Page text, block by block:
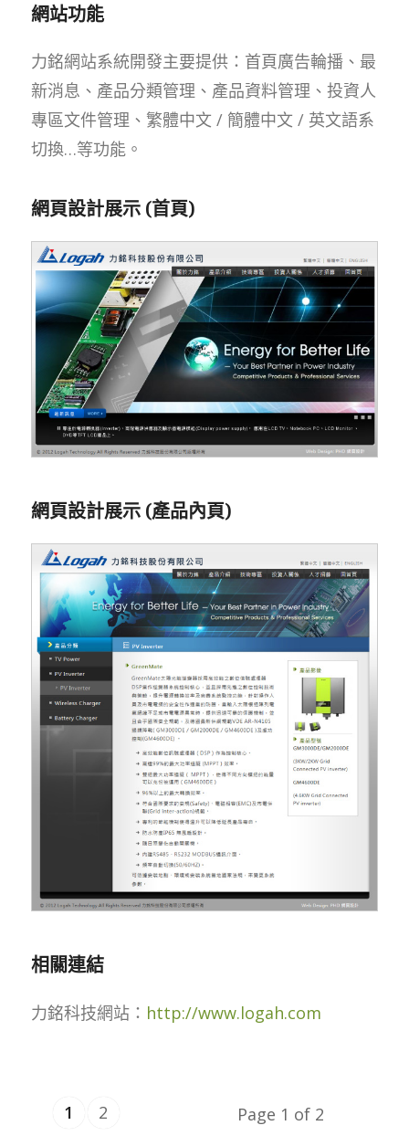
網站功能
力銘網站系統開發主要提供：首頁廣告輪播、最
新消息、產品分類管理、產品資料管理、投資人
專區文件管理、繁體中文 / 簡體中文 / 英文語系
切換…等功能。
網頁設計展示 (首頁)
網頁設計展示 (產品內頁)
相關連結
力銘科技網站： http://www.logah.com
Page 1 of 2
1 2